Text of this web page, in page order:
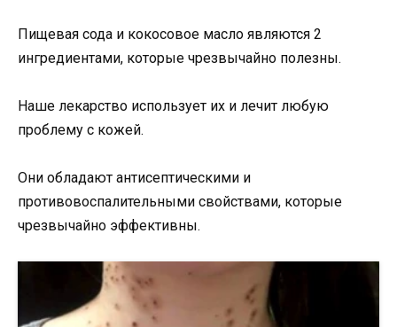
Пищевая сода и кокосовое масло являются 2
ингредиентами, которые чрезвычайно полезны.
Наше лекарство использует их и лечит любую
проблему с кожей.
Они обладают антисептическими и
противовоспалительными свойствами, которые
чрезвычайно эффективны.